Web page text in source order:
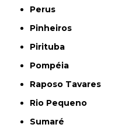
Perus
Pinheiros
Pirituba
Pompéia
Raposo Tavares
Rio Pequeno
Sumaré